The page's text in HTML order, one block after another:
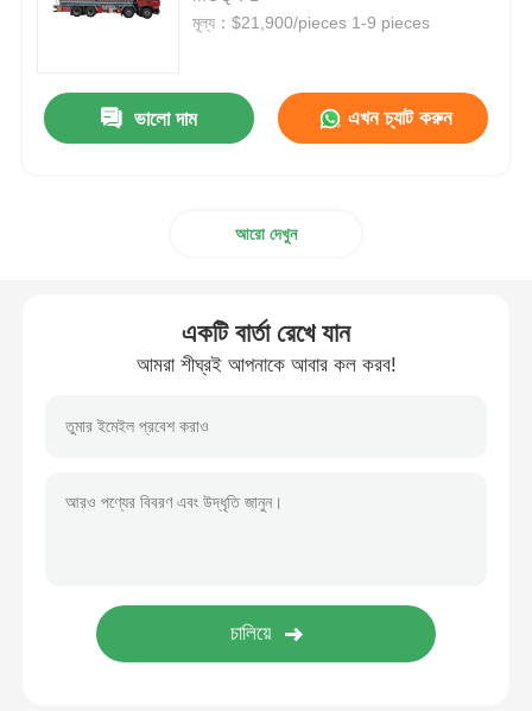
আইএসও ট্যাঙ্ক কনটেইনার
হুক আর্ম আবর্জনা ট্রাক
বিশেষ যানবাহনের যন্ত্রাংশ
স্যানিটেশন ইলেকট্রিক ট্রাইসাইকেল
মূল্য：$21,900/pieces 1-9 pieces
ভালো দাম এখন চ্যাট করুন
আরো দেখুন
একটি বার্তা রেখে যান
আমরা শীঘ্রই আপনাকে আবার কল করব!